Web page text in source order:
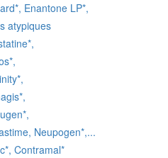
Enantone LP*,
atypiques
Neupogen*,...
Contramal*